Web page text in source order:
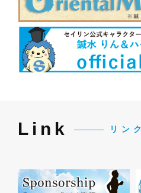
Link リンク